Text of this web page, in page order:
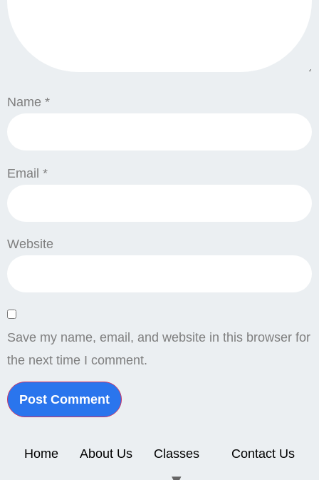
Name *
Email *
Website
Save my name, email, and website in this browser for
the next time I comment.
Home About Us Classes Contact Us